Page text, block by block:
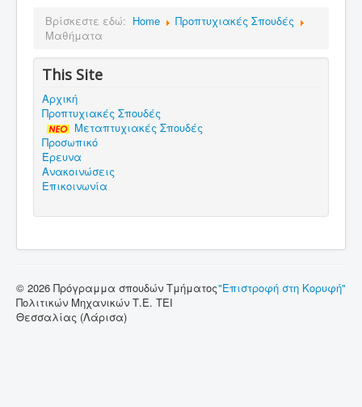
Βρίσκεστε εδώ: Home
Προπτυχιακές Σπουδές
Μαθήματα
This Site
Αρχική
Προπτυχιακές Σπουδές
Μεταπτυχιακές Σπουδές
Προσωπικό
Έρευνα
Ανακοινώσεις
Επικοινωνία
"Επιστροφή στη Κορυφή"
© 2026 Πρόγραμμα σπουδών Τμήματος
Πολιτικών Μηχανικών Τ.Ε. ΤΕΙ
Θεσσαλίας (Λάρισα)